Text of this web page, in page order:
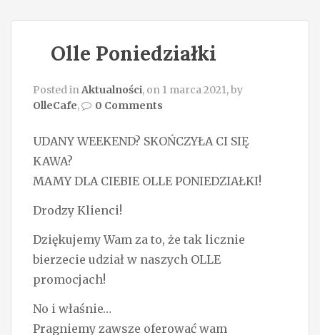
Olle Poniedziałki
Posted inAktualności, on 1 marca 2021, by
OlleCafe, 0 Comments
UDANY WEEKEND? SKOŃCZYŁA CI SIĘ
KAWA?
MAMY DLA CIEBIE OLLE PONIEDZIAŁKI!
Drodzy Klienci!
Dziękujemy Wam za to, że tak licznie
bierzecie udział w naszych OLLE
promocjach!
No i właśnie…
Pragniemy zawsze oferować wam